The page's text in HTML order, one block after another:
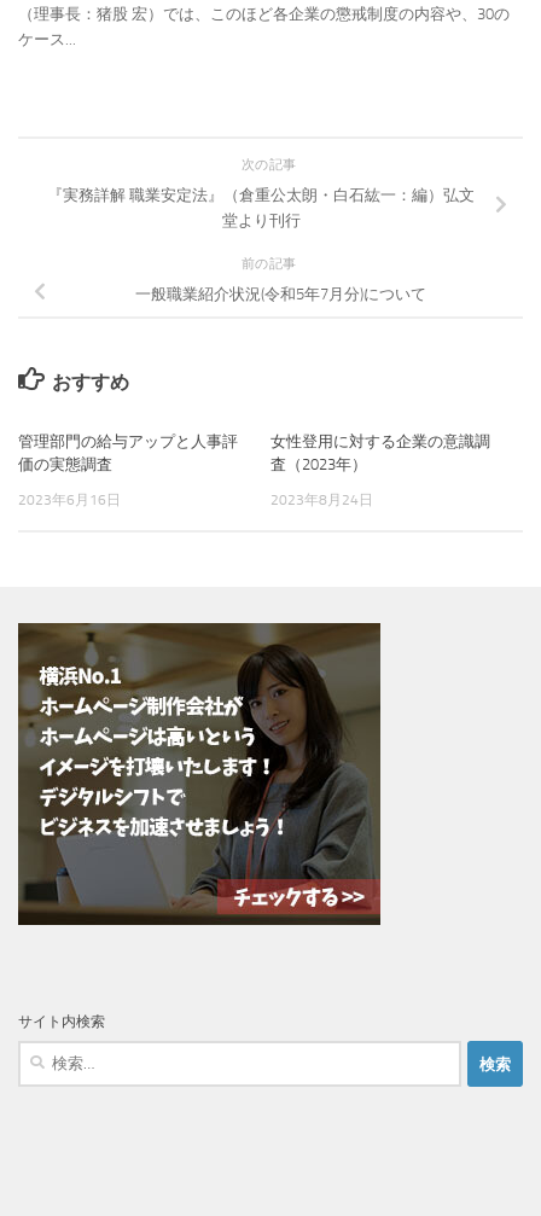
（理事長：猪股 宏）では、このほど各企業の懲戒制度の内容や、30の
ケース...
次の記事
『実務詳解 職業安定法』（倉重公太朗・白石紘一：編）弘文
堂より刊行
前の記事
一般職業紹介状況(令和5年7月分)について
おすすめ
管理部門の給与アップと人事評
価の実態調査
2023年6月16日
女性登用に対する企業の意識調
査（2023年）
2023年8月24日
サイト内検索
検